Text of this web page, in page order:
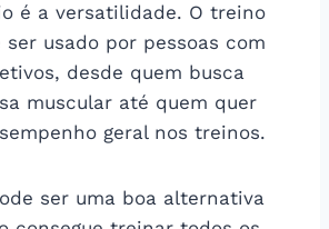
é a versatilidade. O treino
usado por pessoas com
desde quem busca
muscular até quem quer
geral nos treinos.
ser uma boa alternativa